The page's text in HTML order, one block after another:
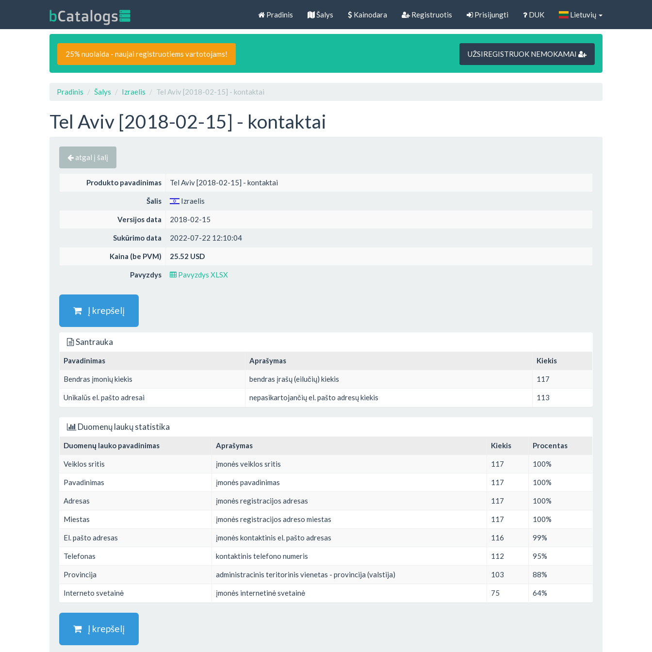
Pradinis Šalys Kainodara Registruotis Prisijungti DUK Lietuvių
25% nuolaida - naujai registruotiems vartotojams! UŽSIREGISTRUOK NEMOKAMAI
Pradinis Šalys Izraelis Tel Aviv [2018-02-15] - kontaktai
Tel Aviv [2018-02-15] - kontaktai
atgal į šalį
Produkto pavadinimas Tel Aviv [2018-02-15] - kontaktai
Šalis Izraelis
Versijos data 2018-02-15
Sukūrimo data 2022-07-22 12:10:04
Kaina (be PVM) 25.52 USD
Pavyzdys Pavyzdys XLSX
Į krepšelį
Santrauka
Pavadinimas Aprašymas Kiekis
Bendras įmonių kiekis bendras įrašų (eilučių) kiekis 117
Unikalūs el. pašto adresai nepasikartojančių el. pašto adresų kiekis 113
Duomenų laukų statistika
Duomenų lauko pavadinimas Aprašymas Kiekis Procentas
Veiklos sritis įmonės veiklos sritis 117 100%
Pavadinimas įmonės pavadinimas 117 100%
Adresas įmonės registracijos adresas 117 100%
Miestas įmonės registracijos adreso miestas 117 100%
El. pašto adresas įmonės kontaktinis el. pašto adresas 116 99%
Telefonas kontaktinis telefono numeris 112 95%
Provincija administracinis teritorinis vienetas - provincija (valstija) 103 88%
Interneto svetainė įmonės internetinė svetainė 75 64%
Į krepšelį